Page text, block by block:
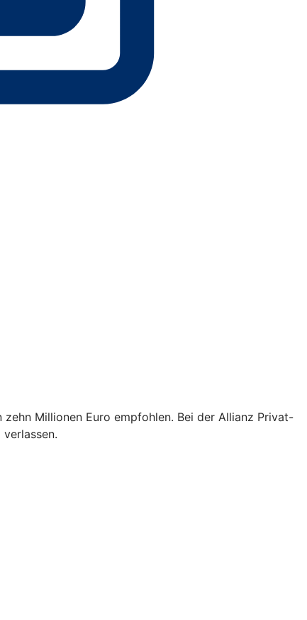
Millionen Euro empfohlen. Bei der Allianz Privat-